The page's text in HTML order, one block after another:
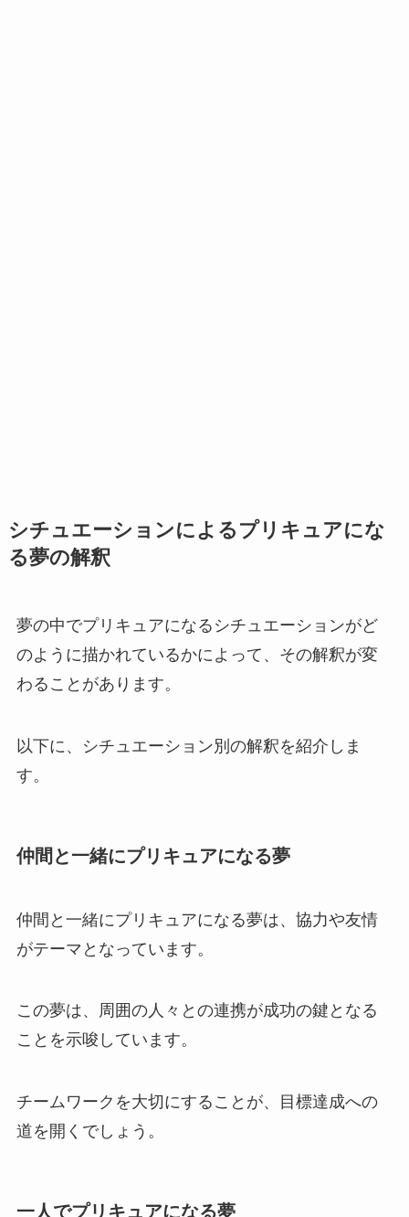
シチュエーションによるプリキュアにな
る夢の解釈
夢の中でプリキュアになるシチュエーションがど
のように描かれているかによって、その解釈が変
わることがあります。
以下に、シチュエーション別の解釈を紹介しま
す。
仲間と一緒にプリキュアになる夢
仲間と一緒にプリキュアになる夢は、協力や友情
がテーマとなっています。
この夢は、周囲の人々との連携が成功の鍵となる
ことを示唆しています。
チームワークを大切にすることが、目標達成への
道を開くでしょう。
一人でプリキュアになる夢